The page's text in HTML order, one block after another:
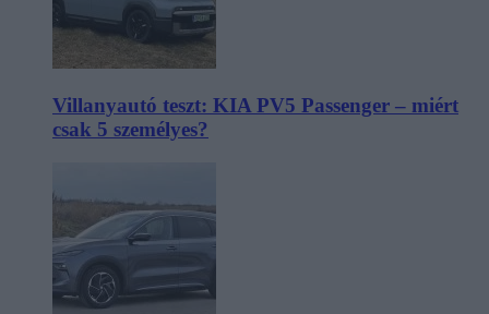
Villanyautó teszt: KIA PV5 Passenger – miért
csak 5 személyes?